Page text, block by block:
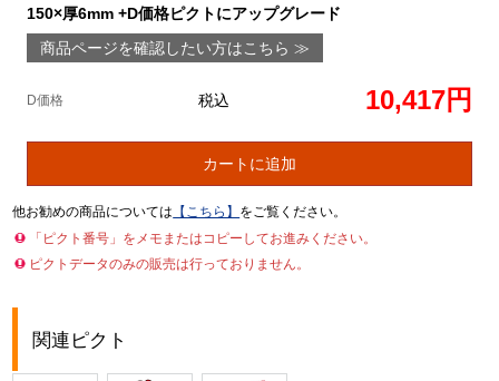
150×厚6mm +D価格ピクトにアップグレード
商品ページを確認したい方はこちら ≫
D価格 税込 10,417円
カートに追加
他お勧めの商品については 【こちら】 をご覧ください。
「ピクト番号」をメモまたはコピーしてお進みください。
ピクトデータのみの販売は行っておりません。
関連ピクト